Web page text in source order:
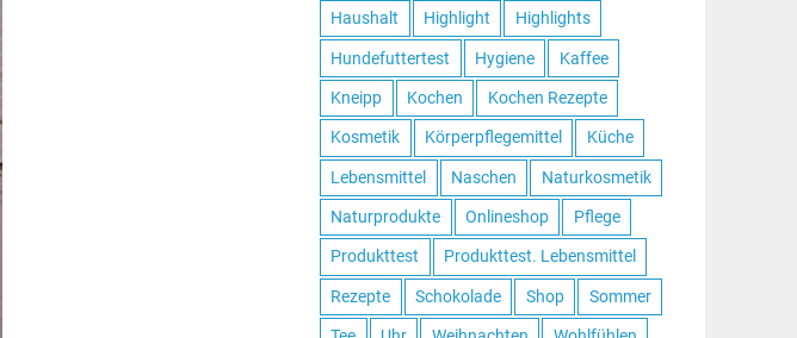
Haushalt Highlight Highlights
Hundefuttertest Hygiene Kaffee
Kneipp Kochen Kochen Rezepte
Kosmetik Körperpflegemittel Küche
Lebensmittel Naschen Naturkosmetik
Naturprodukte Onlineshop Pflege
Produkttest Produkttest. Lebensmittel
Rezepte Schokolade Shop Sommer